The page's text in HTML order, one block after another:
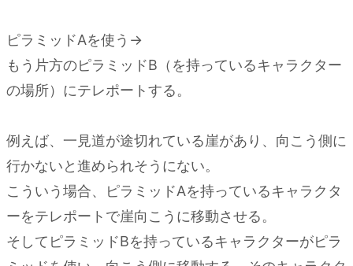
ピラミッドAを使う→
もう片方のピラミッドB（を持っているキャラクター
の場所）にテレポートする。
例えば、一見道が途切れている崖があり、向こう側に
行かないと進められそうにない。
こういう場合、ピラミッドAを持っているキャラクタ
ーをテレポートで崖向こうに移動させる。
そしてピラミッドBを持っているキャラクターがピラ